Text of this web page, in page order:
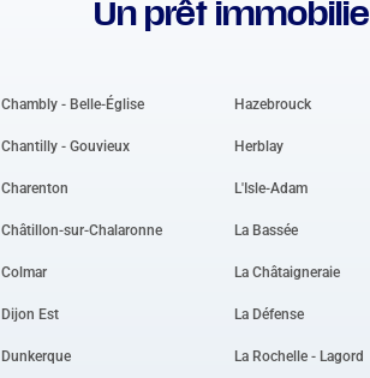
Un prêt
Chambly - Belle-Église
Chantilly - Gouvieux
Charenton
Châtillon-sur-Chalaronne
Colmar
Dijon Est
Dunkerque
Hazebrouck
Herblay
L'Isle-Adam
La Bassée
La Châtaigneraie
La Défense
La Rochelle - Lagord